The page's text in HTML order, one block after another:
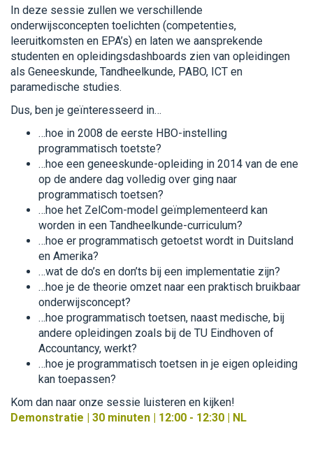
In deze sessie zullen we verschillende
onderwijsconcepten toelichten (competenties,
leeruitkomsten en EPA’s) en laten we aansprekende
studenten en opleidingsdashboards zien van opleidingen
als Geneeskunde, Tandheelkunde, PABO, ICT en
paramedische studies.
Dus, ben je geïnteresseerd in…
…hoe in 2008 de eerste HBO-instelling
programmatisch toetste?
…hoe een geneeskunde-opleiding in 2014 van de ene
op de andere dag volledig over ging naar
programmatisch toetsen?
…hoe het ZelCom-model geïmplementeerd kan
worden in een Tandheelkunde-curriculum?
…hoe er programmatisch getoetst wordt in Duitsland
en Amerika?
…wat de do’s en don’ts bij een implementatie zijn?
…hoe je de theorie omzet naar een praktisch bruikbaar
onderwijsconcept?
…hoe programmatisch toetsen, naast medische, bij
andere opleidingen zoals bij de TU Eindhoven of
Accountancy, werkt?
…hoe je programmatisch toetsen in je eigen opleiding
kan toepassen?
Kom dan naar onze sessie luisteren en kijken!
Demonstratie | 30 minuten | 12:00 - 12:30 | NL